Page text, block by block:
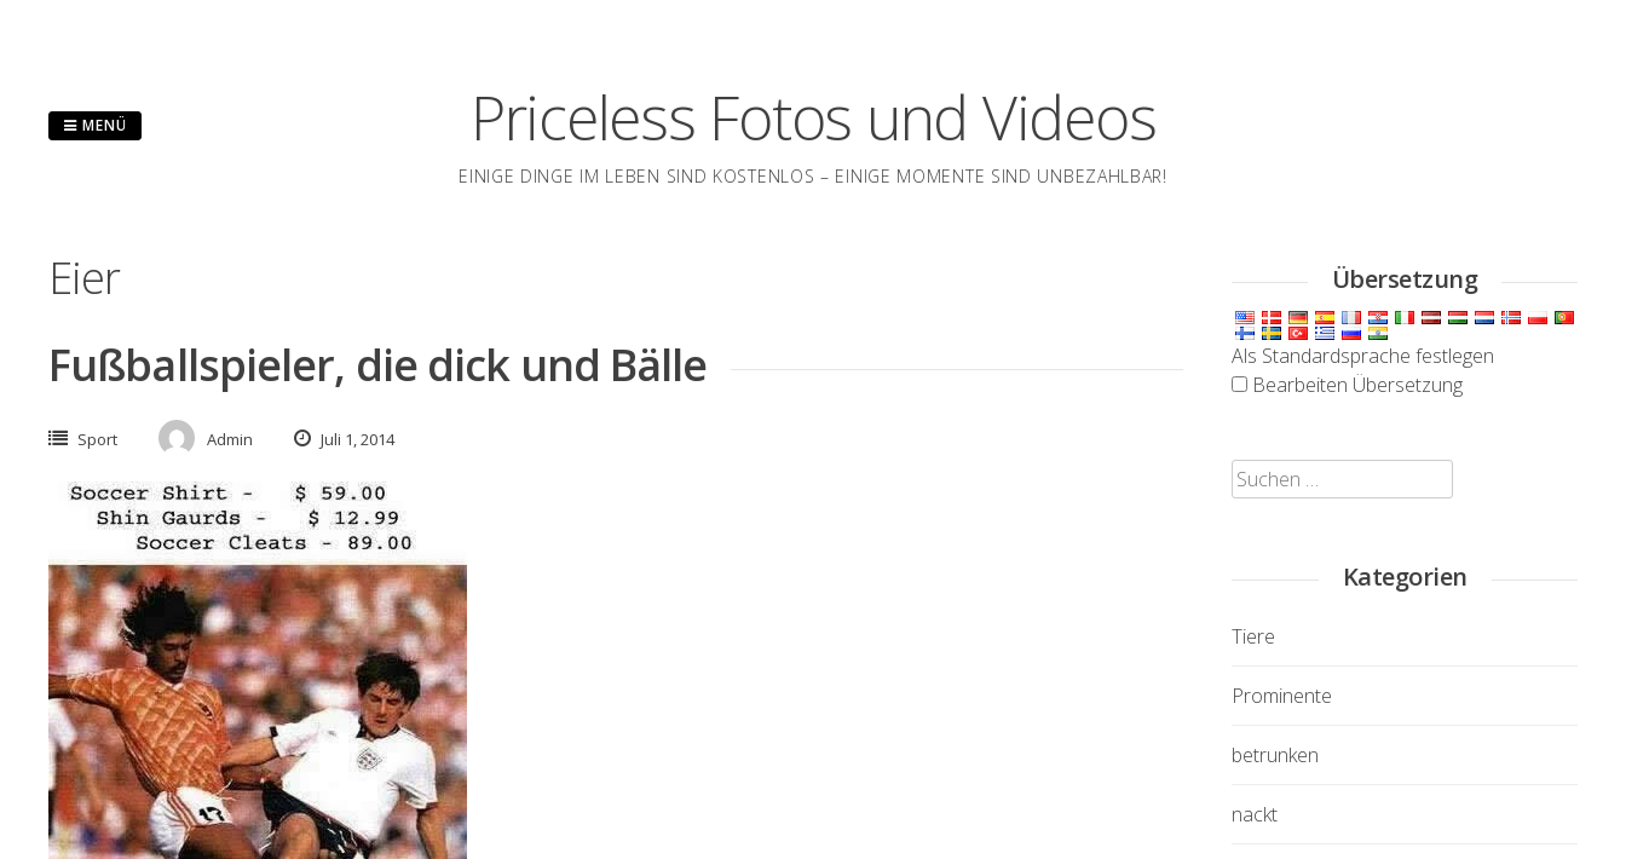
Priceless Fotos und Videos
EINIGE DINGE IM LEBEN SIND KOSTENLOS – EINIGE MOMENTE SIND UNBEZAHLBAR!
MENÜ
Eier
Fußballspieler, die dick und Bälle
Sport Admin Juli 1, 2014
Übersetzung
Als Standardsprache festlegen
Bearbeiten Übersetzung
Suchen
nach:
Kategorien
Tiere
Prominente
betrunken
nackt